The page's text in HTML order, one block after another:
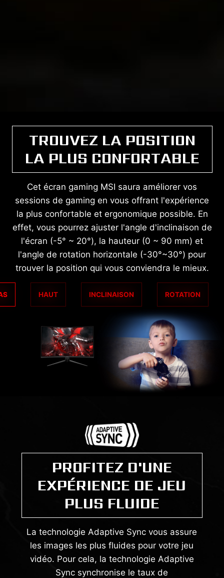
TROUVEZ LA POSITION
LA PLUS CONFORTABLE
Cet écran gaming MSI saura améliorer vos
sessions de gaming en vous offrant l'expérience
la plus confortable et ergonomique possible. En
effet, vous pourrez ajuster l'angle d'inclinaison de
l'écran (-5° ~ 20°), la hauteur (0 ~ 90 mm) et
l'angle de rotation horizontale (-30°~30°) pour
trouver la position qui vous conviendra le mieux.
HAUT INCLINAISON ROTATION
PROFITEZ D'UNE
EXPÉRIENCE DE JEU
PLUS FLUIDE
La technologie Adaptive Sync vous assure
les images les plus fluides pour votre jeu
vidéo. Pour cela, la technologie Adaptive
Sync synchronise le taux de